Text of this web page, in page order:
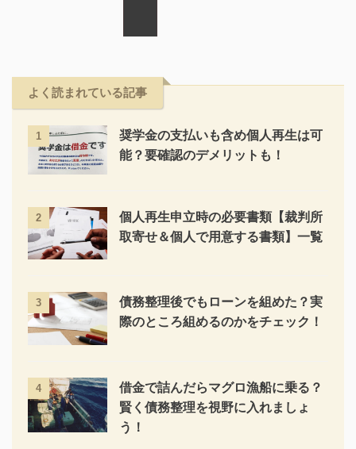
よく読まれている記事
1
奨学金の支払いも含め個人再生は可
能？要確認のデメリットも！
2
個人再生申立時の必要書類【裁判所
取寄せ＆個人で用意する書類】一覧
3
債務整理後でもローンを組めた？実
際のところ組めるのかをチェック！
4
借金で詰んだらマグロ漁船に乗る？
賢く債務整理を視野に入れましょ
う！